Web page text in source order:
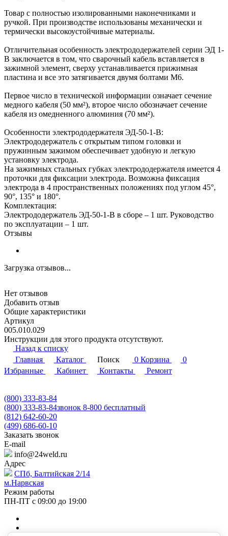
Товар с полностью изолированными наконечниками и
ручкой. При производстве использованы механически и
термически высокоустойчивые материалы.
Отличительная особенность электрододержателей серии ЭД 1-
B заключается в том, что сварочный кабель вставляется в
зажимной элемент, сверху устанавливается прижимная
пластина и все это затягивается двумя болтами М6.
Первое число в технической информации означает сечение
медного кабеля (50 мм²), второе число обозначает сечение
кабеля из омедненного алюминия (70 мм²).
Особенности электрододержателя ЭД-50-1-B:
Электрододержатель с открытым типом головки и
пружинным зажимом обеспечивает удобную и легкую
установку электрода.
На зажимных стальных губках электрододержателя имеется 4
проточки для фиксации электрода. Возможна фиксация
электрода в 4 пространственных положениях под углом 45°,
90°, 135° и 180°.
Комплектация:
Электрододержатель ЭД-50-1-B в сборе – 1 шт. Руководство
по эксплуатации – 1 шт.
Отзывы
Загрузка отзывов...
Нет отзывов
Добавить отзыв
Общие характеристики
Артикул
005.010.029
Инструкции для этого продукта отсутствуют.
Назад к списку
Главная
Каталог Поиск 0 Корзина
0
Избранные
Кабинет Контакты Ремонт
(800) 333-83-84
(800) 333-83-84звонок 8-800 бесплатный
(812) 642-60-20
(499) 686-60-10
Заказать звонок
E-mail
info@24weld.ru
Адрес
СПб, Балтийская 2/14
м.Нарвская
Режим работы
ПН-ПТ с 09:00 до 19:00